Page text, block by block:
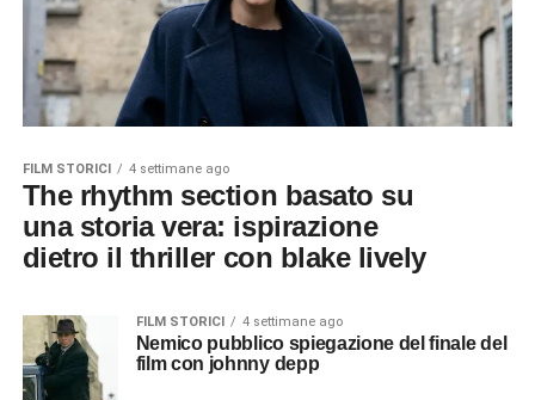
FILM STORICI 4 settimane ago
The rhythm section basato su
una storia vera: ispirazione
dietro il thriller con blake lively
FILM STORICI 4 settimane ago
Nemico pubblico spiegazione del finale del
film con johnny depp